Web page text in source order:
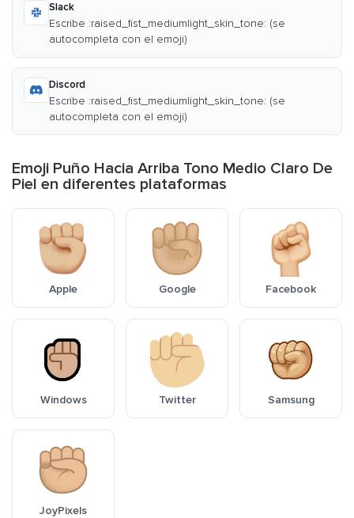
Slack
Escribe :raised_fist_mediumlight_skin_tone: (se
autocompleta con el emoji)
Discord
Escribe :raised_fist_mediumlight_skin_tone: (se
autocompleta con el emoji)
Emoji Puño Hacia Arriba Tono Medio Claro De
Piel en diferentes plataformas
Apple Google Facebook
Windows Twitter Samsung
JoyPixels